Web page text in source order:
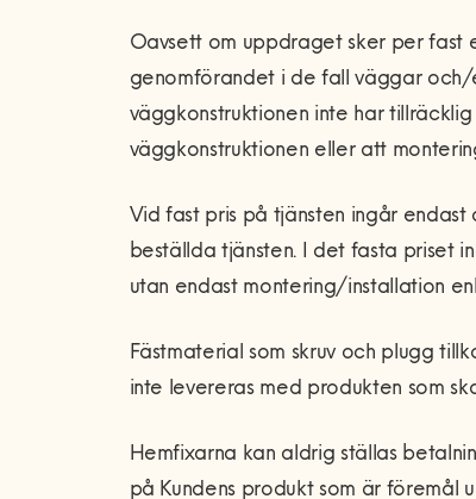
Oavsett om uppdraget sker per fast
genomförandet i de fall väggar och/
väggkonstruktionen inte har
väggkonstruktionen eller att
Vid fast pris på tjänsten ingår endast
beställda tjänsten. I det fasta priset
utan endast montering/installation
Fästmaterial som skruv och plugg
inte levereras med produkten som
Hemfixarna kan aldrig ställas
på Kundens produkt som är föremål